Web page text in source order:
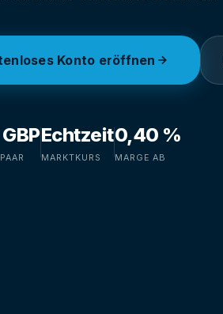
Konto eröffnen
Echtzeit
MARKTKURS
0,40 %
MARGE AB